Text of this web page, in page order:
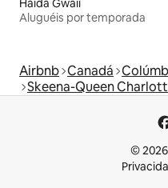
Haida Gwaii
Aluguéis por temporada
Airbnb Canadá
Skeena-Queen
©